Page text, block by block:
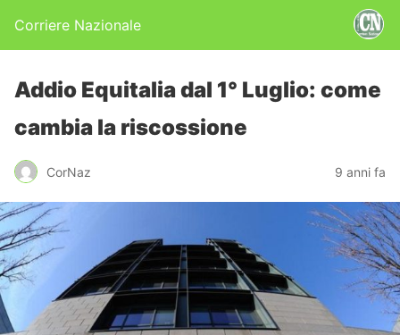
Corriere Nazionale
Addio Equitalia dal 1° Luglio: come
cambia la riscossione
CorNaz 9 anni fa